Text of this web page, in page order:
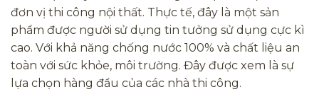
đơn vị thi công nội thất. Thực tế, đây là một sản
phẩm được người sử dụng tin tưởng sử dụng cực kì
cao. Với khả năng chống nước 100% và chất liệu an
toàn với sức khỏe, môi trường. Đây được xem là sự
lựa chọn hàng đầu của các nhà thi công.